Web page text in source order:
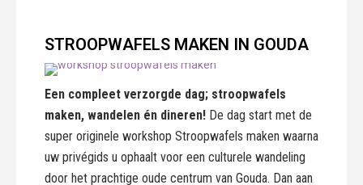
STROOPWAFELS MAKEN IN GOUDA
Een compleet verzorgde dag; stroopwafels
maken, wandelen én dineren! De dag start met de
super originele workshop Stroopwafels maken waarna
uw privégids u ophaalt voor een culturele wandeling
door het prachtige oude centrum van Gouda. Dan aan